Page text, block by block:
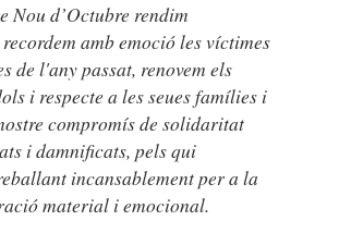
Nou d’Octubre rendim
amb emoció les víctimes
de l'any passat, renovem els
i respecte a les seues famílies i
compromís de solidaritat
i damnificats, pels qui
incansablement per a la
material i emocional.